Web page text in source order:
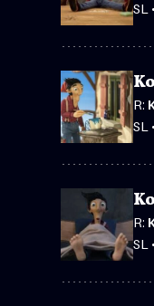
SL
R:
SL
R:
SL